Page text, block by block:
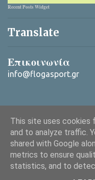
Recent Posts Widget
Translate
Επικοινωνία
info@flogasport.gr
This site uses cookies
and to analyze traffic.
shared with Google
metrics to ensure
statistics, and to